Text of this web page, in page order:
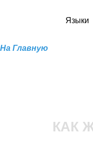
a100z.comЯзыки
На Главную
КАК